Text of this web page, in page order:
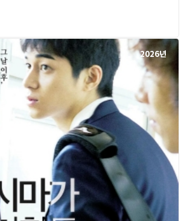
2026년